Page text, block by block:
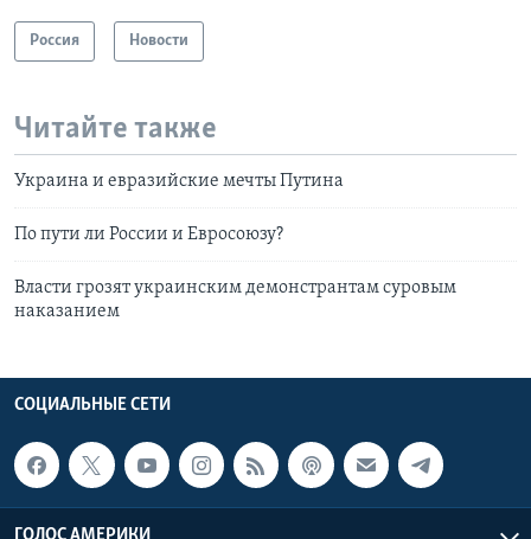
Россия Новости
Читайте также
Украина и евразийские мечты Путина
По пути ли России и Евросоюзу?
Власти грозят украинским демонстрантам суровым
наказанием
СОЦИАЛЬНЫЕ СЕТИ
ГОЛОС АМЕРИКИ